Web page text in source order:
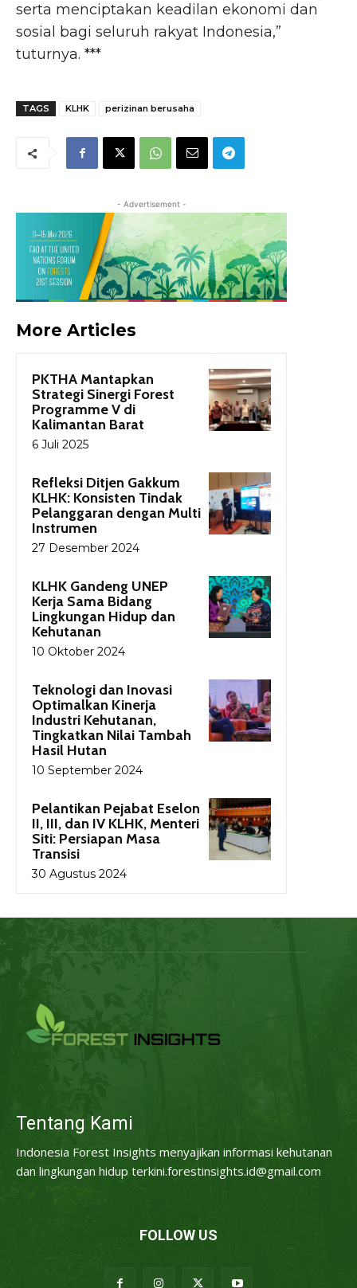
serta menciptakan keadilan ekonomi dan
sosial bagi seluruh rakyat Indonesia,”
tuturnya. ***
TAGS KLHK perizinan berusaha
- Advertisement -
More Articles
PKTHA Mantapkan
Strategi Sinergi Forest
Programme V di
Kalimantan Barat
6 Juli 2025
Refleksi Ditjen Gakkum
KLHK: Konsisten Tindak
Pelanggaran dengan Multi
Instrumen
27 Desember 2024
KLHK Gandeng UNEP
Kerja Sama Bidang
Lingkungan Hidup dan
Kehutanan
10 Oktober 2024
Teknologi dan Inovasi
Optimalkan Kinerja
Industri Kehutanan,
Tingkatkan Nilai Tambah
Hasil Hutan
10 September 2024
Pelantikan Pejabat Eselon
II, III, dan IV KLHK, Menteri
Siti: Persiapan Masa
Transisi
30 Agustus 2024
Tentang Kami
Indonesia Forest Insights menyajikan informasi kehutanan
dan lingkungan hidup terkini.forestinsights.id@gmail.com
FOLLOW US